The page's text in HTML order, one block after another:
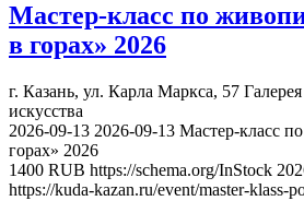
Мастер-класс по
в горах» 2026
г. Казань, ул. Карла Маркса, 57
искусства
2026-09-13 2026-09-13 Мастер-класс
горах» 2026
1400 RUB https://schema.org/InStock
https://kuda-kazan.ru/event/master-klass-